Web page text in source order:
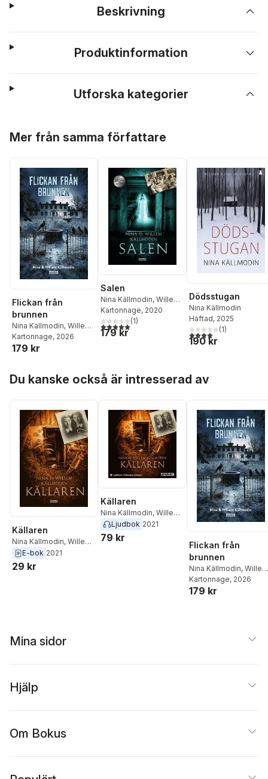
Beskrivning
Produktinformation
Utforska kategorier
Mer från samma författare
Flickan från
brunnen
Nina Källmodin, Willem
Källmodin
Kartonnage, 2026
179 kr
Salen
Nina Källmodin, Willem
Källmodin
Kartonnage, 2020
5,0utav 5 stjärnor. Totalt antal röster:
(1)
179 kr
Dödsstugan
Nina Källmodin
Häftad, 2025
4,0utav 5 stjärnor.
(1)
190 kr
Du kanske också är intresserad av
Källaren
Nina Källmodin, Willem
Källmodin
E-bok 2021
29 kr
Källaren
Nina Källmodin, Willem
Källmodin
Ljudbok 2021
79 kr
Flickan från
brunnen
Nina Källmodin, Willem
Källmodin
Kartonnage, 2026
179 kr
Mina sidor
Hjälp
Om Bokus